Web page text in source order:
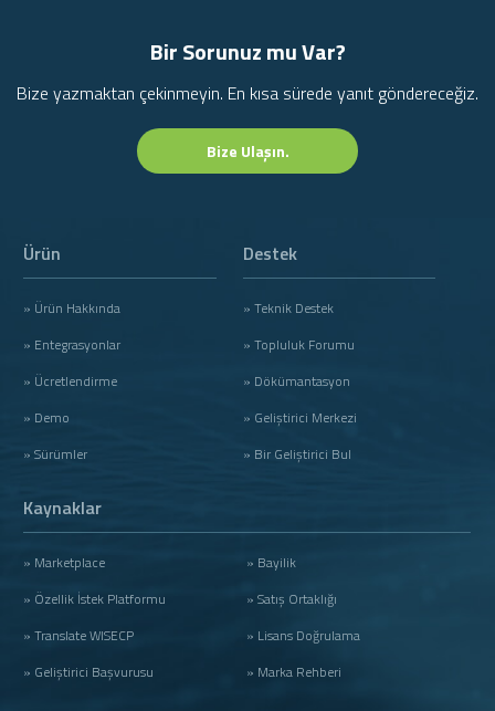
Bir Sorunuz mu Var?
Bize yazmaktan çekinmeyin. En kısa sürede yanıt göndereceğiz.
Bize Ulaşın.
Ürün
» Ürün Hakkında
» Entegrasyonlar
» Ücretlendirme
» Demo
» Sürümler
Destek
» Teknik Destek
» Topluluk Forumu
» Dökümantasyon
» Geliştirici Merkezi
» Bir Geliştirici Bul
Kaynaklar
» Marketplace
» Özellik İstek Platformu
» Translate WISECP
» Geliştirici Başvurusu
» Bayilik
» Satış Ortaklığı
» Lisans Doğrulama
» Marka Rehberi